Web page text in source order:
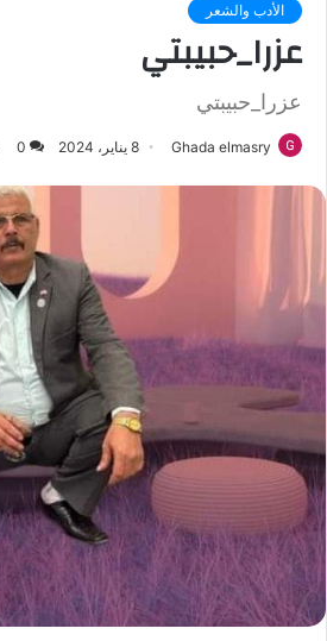
الأدب والشعر
عزرا_حبيبتي
عزرا_حبيبتي
Ghada elmasry 8 يناير، 2024 0